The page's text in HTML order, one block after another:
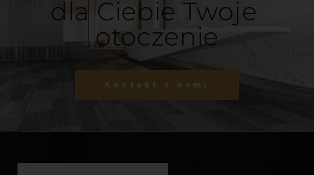
dla Ciebie Twoje
otoczenie
Kontakt z nami